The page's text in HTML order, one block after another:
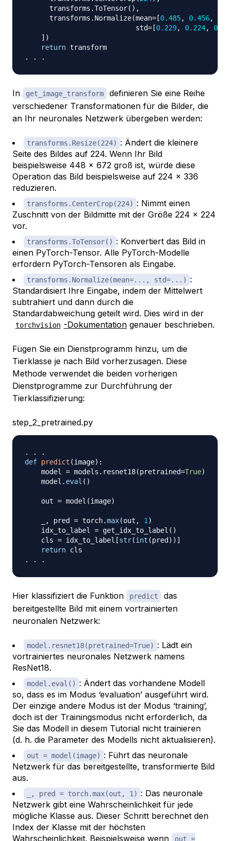
      transforms
.ToTensor( ) ,
      transforms
. Normalize(mean= [0.485, 0.456,
                           std
= [0.229, 0.224,
] )
return
.
. .
In get_image_transform
definieren Sie eine Reihe
verschiedener Transformationen für die Bilder, die
an Ihr neuronales Netzwerk übergeben werden:
transforms.Resize(224) : Ändert die kleinere
Seite des Bildes auf 224. Wenn Ihr Bild
beispielsweise 448 x 672 groß ist, würde diese
Operation das Bild beispielsweise auf 224 x 336
reduzieren.
transforms.CenterCrop(224) : Nimmt einen
Zuschnitt von der Bildmitte mit der Größe 224 x 224
vor.
transforms.ToTensor() : Konvertiert das Bild in
einen PyTorch-Tensor. Alle PyTorch-Modelle
erfordern PyTorch-Tensoren als Eingabe.
transforms.Normalize(mean=..., std=...) :
Standardisiert Ihre Eingabe, indem der Mittelwert
subtrahiert und dann durch die
Standardabweichung geteilt wird. Dies wird in der
torchvision -Dokumentation genauer beschrieben.
Fügen Sie ein Dienstprogramm hinzu, um die
Tierklasse je nach Bild vorherzusagen. Diese
Methode verwendet die beiden vorherigen
Dienstprogramme zur Durchführung der
Tierklassifizierung:
step_2_pretrained.py
. .
.
def predict (image) :
    model
= models . resnet18(pretrained=True)
    model
. eval ( )
    out
= model (image)
, pred = torch.max(out , 1 )
    idx_to_label
= get_idx_to_label ( )
    cls
= idx_to_label [str(int (pred ) ) ]
return
.
. .
Hier klassifiziert die Funktion predict
das
bereitgestellte Bild mit einem vortrainierten
neuronalen Netzwerk:
model.resnet18(pretrained=True) : Lädt ein
vortrainiertes neuronales Netzwerk namens
ResNet18.
model.eval() : Ändert das vorhandene Modell
so, dass es im Modus ‘evaluation’ ausgeführt wird.
Der einzige andere Modus ist der Modus ‘training’,
doch ist der Trainingsmodus nicht erforderlich, da
Sie das Modell in diesem Tutorial nicht trainieren
(d. h. die Parameter des Modells nicht aktualisieren).
out = model(image) : Führt das neuronale
Netzwerk für das bereitgestellte, transformierte Bild
aus.
_, pred = torch.max(out, 1) : Das neuronale
Netzwerk gibt eine Wahrscheinlichkeit für jede
mögliche Klasse aus. Dieser Schritt berechnet den
Index der Klasse mit der höchsten
Wahrscheinlichkeit. Beispielsweise wenn
out =